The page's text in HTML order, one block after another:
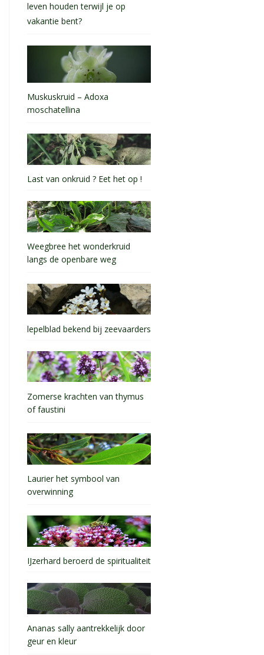
leven houden terwijl je op
vakantie bent?
Muskuskruid – Adoxa
moschatellina
Last van onkruid ? Eet het op !
Weegbree het wonderkruid
langs de openbare weg
lepelblad bekend bij zeevaarders
Zomerse krachten van thymus
of faustini
Laurier het symbool van
overwinning
IJzerhard beroerd de spiritualiteit
Ananas sally aantrekkelijk door
geur en kleur